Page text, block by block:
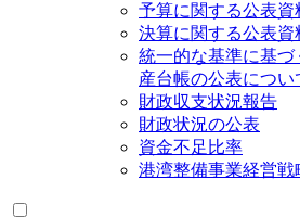
予算に関する公表資
決算に関する公表資
統一的な基準に基
産台帳の公表につい
財政収支状況報告
財政状況の公表
資金不足比率
港湾整備事業経営戦